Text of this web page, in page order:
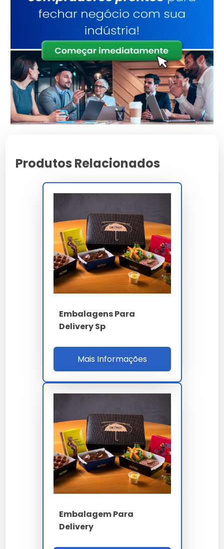
global ISO 18856 inferior a 10 mg/dm² para PP,
com homologação iFood Certified, Uber Eats
Quality, 99Food Approved para uso comercial
delivery. A rotulagem IML in-mold label ou sleeve
para embalagens plásticas permite alto grau de
customização visual com impressão offset 175
lpi resolução fotográfica gourmet e aplicação
durante moldagem sem etapa adicional com
alinhamento preciso registro máquina 0,2 mm.
grade, RDC 91/2001 migração específica, GMC
03/92 Mercosul, EU 10/2011, ISO 22000 gestão
segurança alimentar, FSC Forest Stewardship
Council cadeia custódia rastreável CoC, ISO
System licenciado. A homologação cobre iFood
Certified, iFood Gourmet, Uber Eats Premium,
99Food Quality, redes franqueadas grande conta
e dark kitchens com contratos branding
corporativo sazonal.
Para qualificação B2B o comprador valida prova
Pantone delta E inferior a 2, laudo FSC CoC ou
migração ISO 18856, homologação iFood, MTBF
20% e SLA OTIF 98%. A auditoria cobre ISO 9001,
14001, 17025, 22000, FSC CoC, capacidade 100
t/mês personalizado, estoque 15 dias custom,
RDC 105 e ISO 12647. O ROI 20% considera 42%
marca e 28% diferenciação.
PARÂMETRO ESPECIFICAÇÃO
Material
Kraft 300g ou PP
food-grade 60µm
Flexo Pantone 6
Produtos Relacionados
Embalagens Para
Delivery Sp
Mais Informações
Embalagem Para
Delivery